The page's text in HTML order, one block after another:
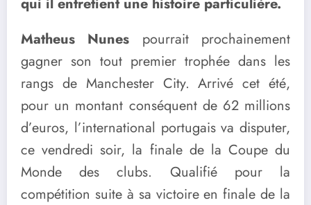
Matheus Nunes pourrait prochainement
gagner son tout premier trophée dans les
rangs de Manchester City. Arrivé cet été,
pour un montant conséquent de 62 millions
d’euros, l’international portugais va disputer,
ce vendredi soir, la finale de la Coupe du
Monde des clubs. Qualifié pour la
compétition suite à sa victoire en finale de la